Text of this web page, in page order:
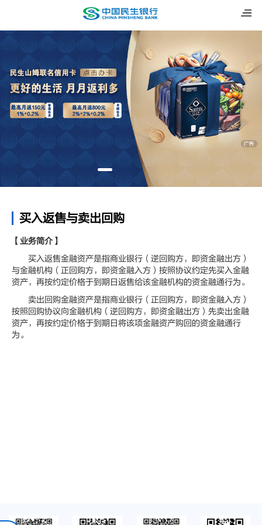
买入返售与卖出回购
【业务简介】
买入返售金融资产是指商业银行（逆回购方，即资金融出方）
与金融机构（正回购方，即资金融入方）按照协议约定先买入金融
资产，再按约定价格于到期日返售给该金融机构的资金融通行为。
卖出回购金融资产是指商业银行（正回购方，即资金融入方）
按照回购协议向金融机构（逆回购方，即资金融出方）先卖出金融
资产，再按约定价格于到期日将该项金融资产购回的资金融通行
为。